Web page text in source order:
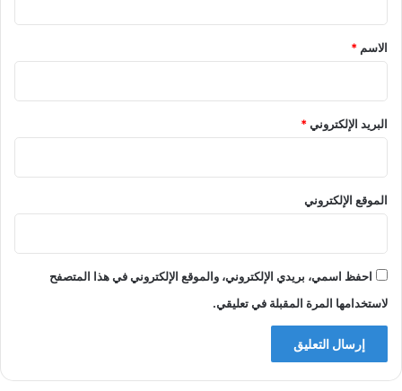
*
الاسم *
البريد الإلكتروني*
الموقع الإلكتروني
احفظ اسمي، بريدي الإلكتروني، والموقع الإلكتروني في هذا المتصفح
لاستخدامها المرة المقبلة في تعليقي.